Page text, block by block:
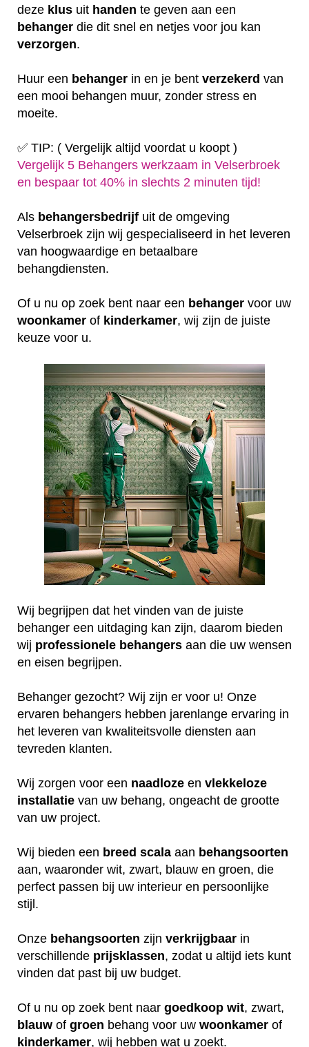
deze klus uit handen te geven aan een
behanger die dit snel en netjes voor jou kan
verzorgen.
Huur een behanger in en je bent verzekerd van
een mooi behangen muur, zonder stress en
moeite.
✅ TIP: ( Vergelijk altijd voordat u koopt )
Vergelijk 5 Behangers werkzaam in Velserbroek
en bespaar tot 40% in slechts 2 minuten tijd!
Als behangersbedrijf uit de omgeving
Velserbroek zijn wij gespecialiseerd in het leveren
van hoogwaardige en betaalbare
behangdiensten.
Of u nu op zoek bent naar een behanger voor uw
woonkamer of kinderkamer, wij zijn de juiste
keuze voor u.
Wij begrijpen dat het vinden van de juiste
behanger een uitdaging kan zijn, daarom bieden
wij professionele behangers aan die uw wensen
en eisen begrijpen.
Behanger gezocht? Wij zijn er voor u! Onze
ervaren behangers hebben jarenlange ervaring in
het leveren van kwaliteitsvolle diensten aan
tevreden klanten.
Wij zorgen voor een naadloze en vlekkeloze
installatie van uw behang, ongeacht de grootte
van uw project.
Wij bieden een breed scala aan behangsoorten
aan, waaronder wit, zwart, blauw en groen, die
perfect passen bij uw interieur en persoonlijke
stijl.
Onze behangsoorten zijn verkrijgbaar in
verschillende prijsklassen, zodat u altijd iets kunt
vinden dat past bij uw budget.
Of u nu op zoek bent naar goedkoop wit, zwart,
blauw of groen behang voor uw woonkamer of
kinderkamer, wij hebben wat u zoekt.